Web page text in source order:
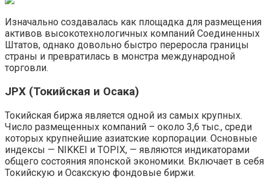
Изначально создавалась как площадка для размещения
активов высокотехнологичных компаний Соединенных
Штатов, однако довольно быстро переросла границы
страны и превратилась в монстра международной
торговли.
JPX (Токийская и Осака)
Токийская биржа является одной из самых крупных.
Число размещенных компаний – около 3,6 тыс., среди
которых крупнейшие азиатские корпорации. Основные
индексы — NIKKEI и TOPIX, — являются индикаторами
общего состояния японской экономики. Включает в себя
Токийскую и Осакскую фондовые биржи.